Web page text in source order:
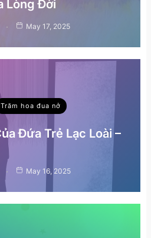
Lòng Đời
May 17, 2025
Trăm hoa đua nở
Đứa Trẻ Lạc Loài –
May 16, 2025